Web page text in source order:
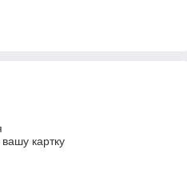
картку